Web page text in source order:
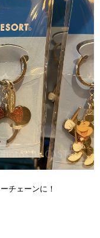
チェーンに！